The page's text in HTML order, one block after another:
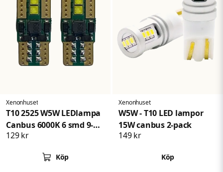
Xenonhuset
T10 2525 W5W LEDlampa
Canbus 6000K 6 smd 9-
32V
129 kr
Köp
Xenonhuset
W5W - T10 LED lampor
15W canbus 2-pack
149 kr
Köp